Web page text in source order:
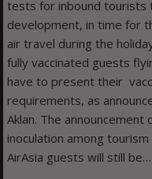
tests for inbound tourists
development, in time for
air travel during the
fully vaccinated guests
have to present their
requirements, as
Aklan. The
inoculation among
AirAsia guests will still be…